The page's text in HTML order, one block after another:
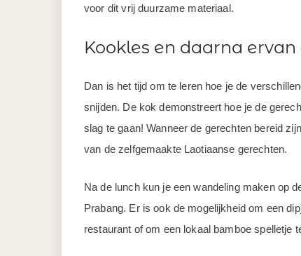
voor dit vrij duurzame materiaal.
Kookles en daarna
Dan is het tijd om te leren hoe je de
snijden. De kok demonstreert hoe je de
slag te gaan! Wanneer de gerechten bereid
van de zelfgemaakte Laotiaanse gerechten.
Na de lunch kun je een wandeling maken op
Prabang. Er is ook de mogelijkheid om een
restaurant of om een lokaal bamboe spelletje